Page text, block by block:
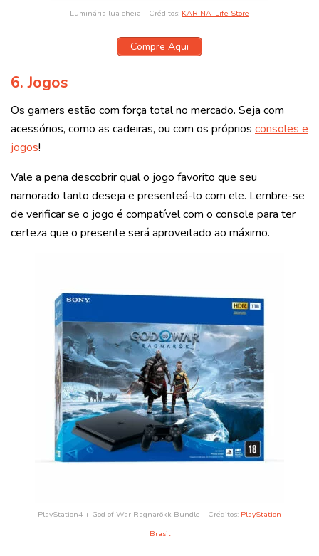
Luminária lua cheia – Créditos: KARINA_Life Store
Compre Aqui
6. Jogos
Os gamers estão com força total no mercado. Seja com
acessórios, como as cadeiras, ou com os próprios consoles e
jogos!
Vale a pena descobrir qual o jogo favorito que seu
namorado tanto deseja e presenteá-lo com ele. Lembre-se
de verificar se o jogo é compatível com o console para ter
certeza que o presente será aproveitado ao máximo.
PlayStation4 + God of War Ragnarökk Bundle – Créditos: PlayStation
Brasil